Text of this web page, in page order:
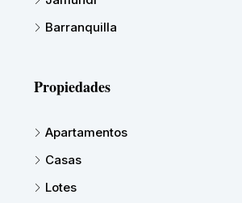
Barranquilla
Propiedades
Apartamentos
Casas
Lotes